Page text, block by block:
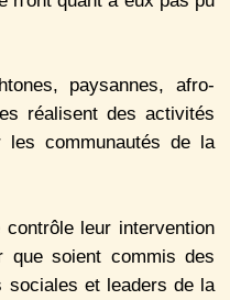
paysannes, afro-
réalisent des activités
les communautés de la
leur intervention
que soient commis des
sociales et leaders de la